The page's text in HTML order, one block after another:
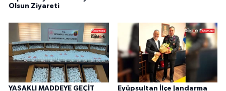
Olsun Ziyareti
YASAKLI MADDEYE GEÇİT
Eyüpsultan İlçe Jandarma